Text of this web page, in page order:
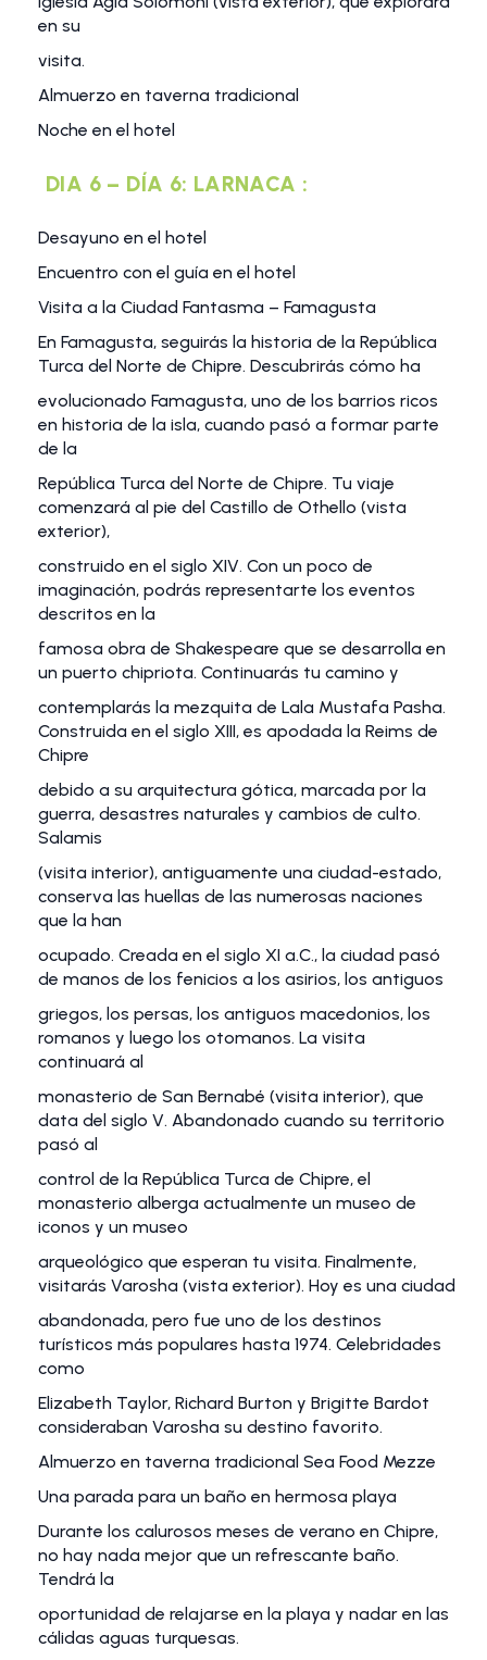
en su
visita.
Almuerzo en taverna tradicional
Noche en el hotel
DIA 6 – DÍA 6: LARNACA :
Desayuno en el hotel
Encuentro con el guía en el hotel
Visita a la Ciudad Fantasma – Famagusta
En Famagusta, seguirás la historia de la República
Turca del Norte de Chipre. Descubrirás cómo ha
evolucionado Famagusta, uno de los barrios ricos
en historia de la isla, cuando pasó a formar parte
de la
República Turca del Norte de Chipre. Tu viaje
comenzará al pie del Castillo de Othello (vista
exterior),
construido en el siglo XIV. Con un poco de
imaginación, podrás representarte los eventos
descritos en la
famosa obra de Shakespeare que se desarrolla en
un puerto chipriota. Continuarás tu camino y
contemplarás la mezquita de Lala Mustafa Pasha.
Construida en el siglo XIII, es apodada la Reims de
Chipre
debido a su arquitectura gótica, marcada por la
guerra, desastres naturales y cambios de culto.
Salamis
(visita interior), antiguamente una ciudad-estado,
conserva las huellas de las numerosas naciones
que la han
ocupado. Creada en el siglo XI a.C., la ciudad pasó
de manos de los fenicios a los asirios, los antiguos
griegos, los persas, los antiguos macedonios, los
romanos y luego los otomanos. La visita
continuará al
monasterio de San Bernabé (visita interior), que
data del siglo V. Abandonado cuando su territorio
pasó al
control de la República Turca de Chipre, el
monasterio alberga actualmente un museo de
iconos y un museo
arqueológico que esperan tu visita. Finalmente,
visitarás Varosha (vista exterior). Hoy es una ciudad
abandonada, pero fue uno de los destinos
turísticos más populares hasta 1974. Celebridades
como
Elizabeth Taylor, Richard Burton y Brigitte Bardot
consideraban Varosha su destino favorito.
Almuerzo en taverna tradicional Sea Food Mezze
Una parada para un baño en hermosa playa
Durante los calurosos meses de verano en Chipre,
no hay nada mejor que un refrescante baño.
Tendrá la
oportunidad de relajarse en la playa y nadar en las
cálidas aguas turquesas.